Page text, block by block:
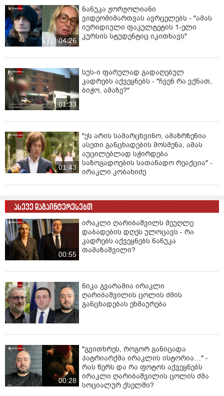
04:26
ნანუკა ჟორჟოლიანი
ვიდეომიმართვას ავრცელებს - "ამას
იურიდიული ფაკულტეტის 1-ელი
კურსის სტუდენტიც იკითხავს"
01:33
სუს-ი ფარულად გადაღებულ
კადრებს აქვეყნებს - "ჩვენ რა ვქნათ,
ბიჭო, ამაზე?"
01:43
"ეს არის სამარცხვინო, ამაზრზენია
ასეთი განცხადების მოსმენა, ამას
აუცილებლად სჭირდება
საზოგადოების სათანადო რეაქცია" -
ირაკლი კობახიძე
ასევე დაგაინტერესებთ
00:55
ირაკლი ღარიბაშვილს მეუღლე
დაბადების დღეს ულოცავს - რა
კადრებს აქვეყნებს ნანუკა
თამაზაშვილი?
ნიკა გვარამია ირაკლი
ღარიბაშვილის ცოლის ძმის
განცხადებას ეხმაურება
00:28
"გვითხრეს, როგორ განიცადა
პატრიარქმა ირაკლის ისტორია…" -
რას წერს და რა ფოტოს აქვეყნებს
ირაკლი ღარიბაშვილის ცოლის ძმა
სოციალურ ქსელში?